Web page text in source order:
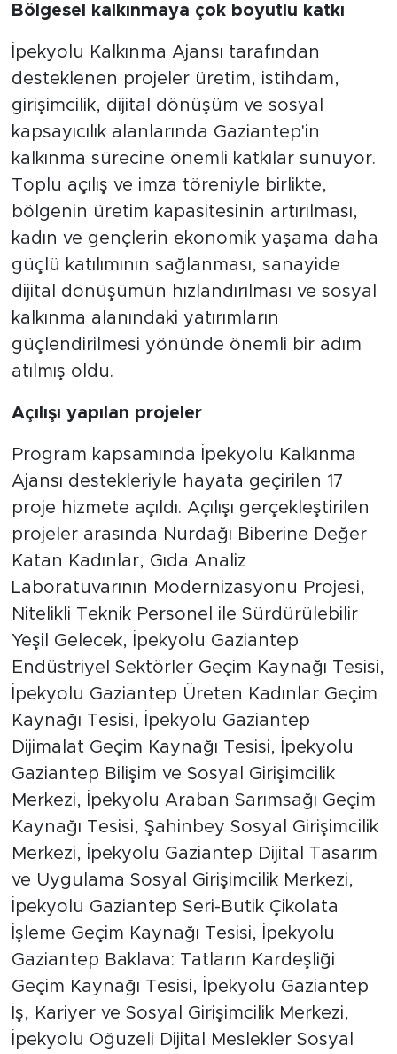
Bölgesel kalkınmaya çok boyutlu katkı
İpekyolu Kalkınma Ajansı tarafından
desteklenen projeler üretim, istihdam,
girişimcilik, dijital dönüşüm ve sosyal
kapsayıcılık alanlarında Gaziantep'in
kalkınma sürecine önemli katkılar sunuyor.
Toplu açılış ve imza töreniyle birlikte,
bölgenin üretim kapasitesinin artırılması,
kadın ve gençlerin ekonomik yaşama daha
güçlü katılımının sağlanması, sanayide
dijital dönüşümün hızlandırılması ve sosyal
kalkınma alanındaki yatırımların
güçlendirilmesi yönünde önemli bir adım
atılmış oldu.
Açılışı yapılan projeler
Program kapsamında İpekyolu Kalkınma
Ajansı destekleriyle hayata geçirilen 17
proje hizmete açıldı. Açılışı gerçekleştirilen
projeler arasında Nurdağı Biberine Değer
Katan Kadınlar, Gıda Analiz
Laboratuvarının Modernizasyonu Projesi,
Nitelikli Teknik Personel ile Sürdürülebilir
Yeşil Gelecek, İpekyolu Gaziantep
Endüstriyel Sektörler Geçim Kaynağı Tesisi,
İpekyolu Gaziantep Üreten Kadınlar Geçim
Kaynağı Tesisi, İpekyolu Gaziantep
Dijimalat Geçim Kaynağı Tesisi, İpekyolu
Gaziantep Bilişim ve Sosyal Girişimcilik
Merkezi, İpekyolu Araban Sarımsağı Geçim
Kaynağı Tesisi, Şahinbey Sosyal Girişimcilik
Merkezi, İpekyolu Gaziantep Dijital Tasarım
ve Uygulama Sosyal Girişimcilik Merkezi,
İpekyolu Gaziantep Seri-Butik Çikolata
İşleme Geçim Kaynağı Tesisi, İpekyolu
Gaziantep Baklava: Tatların Kardeşliği
Geçim Kaynağı Tesisi, İpekyolu Gaziantep
İş, Kariyer ve Sosyal Girişimcilik Merkezi,
İpekyolu Oğuzeli Dijital Meslekler Sosyal